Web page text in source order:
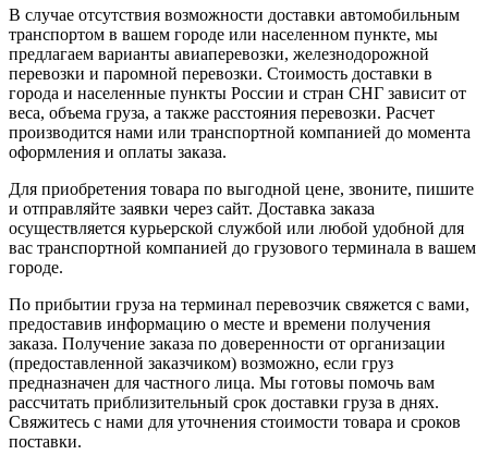
В случае отсутствия возможности доставки автомобильным
транспортом в вашем городе или населенном пункте, мы
предлагаем варианты авиаперевозки, железнодорожной
перевозки и паромной перевозки. Стоимость доставки в
города и населенные пункты России и стран СНГ зависит от
веса, объема груза, а также расстояния перевозки. Расчет
производится нами или транспортной компанией до момента
оформления и оплаты заказа.
Для приобретения товара по выгодной цене, звоните, пишите
и отправляйте заявки через сайт. Доставка заказа
осуществляется курьерской службой или любой удобной для
вас транспортной компанией до грузового терминала в вашем
городе.
По прибытии груза на терминал перевозчик свяжется с вами,
предоставив информацию о месте и времени получения
заказа. Получение заказа по доверенности от организации
(предоставленной заказчиком) возможно, если груз
предназначен для частного лица. Мы готовы помочь вам
рассчитать приблизительный срок доставки груза в днях.
Свяжитесь с нами для уточнения стоимости товара и сроков
поставки.